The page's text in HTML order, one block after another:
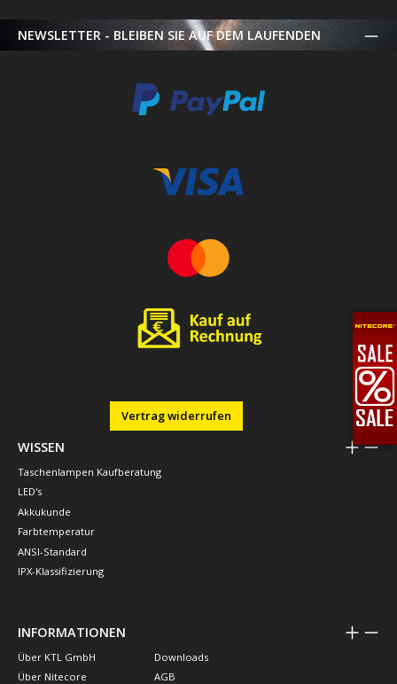
NEWSLETTER - BLEIBEN SIE AUF DEM LAUFENDEN
Vertrag widerrufen
WISSEN
Taschenlampen Kaufberatung
LED's
Akkukunde
Farbtemperatur
ANSI-Standard
IPX-Klassifizierung
INFORMATIONEN
Über KTL GmbH
Über Nitecore
Downloads
AGB